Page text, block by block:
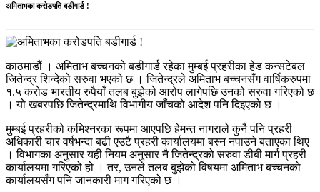
अमिताभका करोडपति बडीगार्ड !
काठमाडौं । अमिताभ बच्चनको बडीगार्ड रहेका मुम्बई प्रहरीका हेड कन्सटेबल
जितेन्द्र शिन्देको सरुवा भएको छ । जितेन्द्रले अमिताभ बच्चनसँग वार्षिकरुपमा
१.५ करोड भारतीय रुपैयाँ तलब बुझेको आरोप लागेपछि उनको सरुवा गरिएको छ
। यो खबरपछि जितेन्द्रमाथि विभागीय जाँचको आदेश पनि दिइएको छ ।
मुम्बई प्रहरीको कमिश्नरका रूपमा आएपछि हेमन्त नागराले कुनै पनि प्रहरी
अधिकारी चार वर्षभन्दा बढी एउटै प्रहरी कार्यालयमा बस्न नपाउने बताएका थिए
। विभागका अनुसार यही नियम अनुसार नै जितेन्द्रको सरुवा डीबी मार्ग प्रहरी
कार्यालयमा गरिएको हो । तर, उनले तलब बुझेको विषयमा अमिताभ बच्चनको
कार्यालयसँग पनि जानकारी माग गरिएको छ ।